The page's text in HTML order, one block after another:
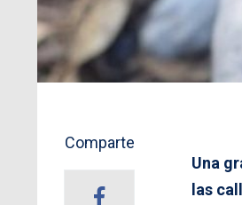
Comparte
Una
las